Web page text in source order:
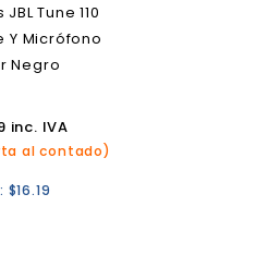
Tune 110
Y Micrófono
Negro
inc. IVA
al contado)
$16.19